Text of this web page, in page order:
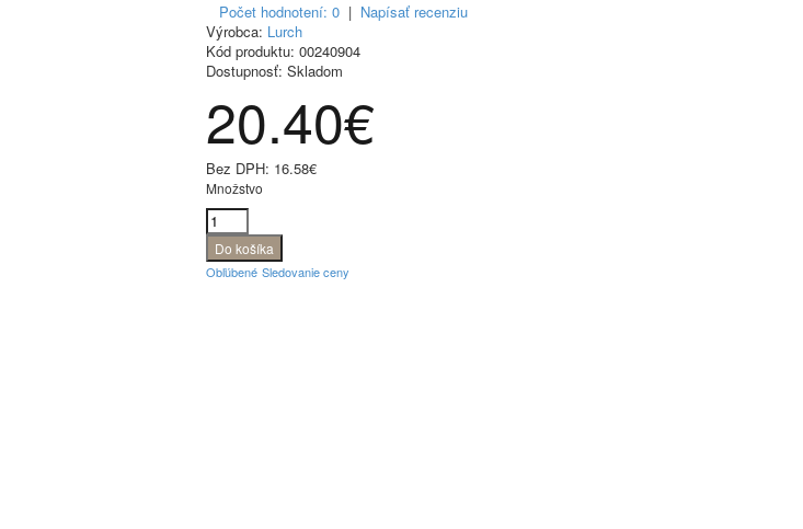
Počet hodnotení: 0 | Napísať recenziu
Výrobca: Lurch
Kód produktu: 00240904
Dostupnosť: Skladom
20.40€
Bez DPH: 16.58€
Množstvo
Obľúbené Sledovanie ceny